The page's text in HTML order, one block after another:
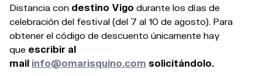
Distancia con destino Vigo durante los días de
celebración del festival (del 7 al 10 de agosto). Para
obtener el código de descuento únicamente hay
que escribir al
mail info@omarisquino.com solicitándolo.